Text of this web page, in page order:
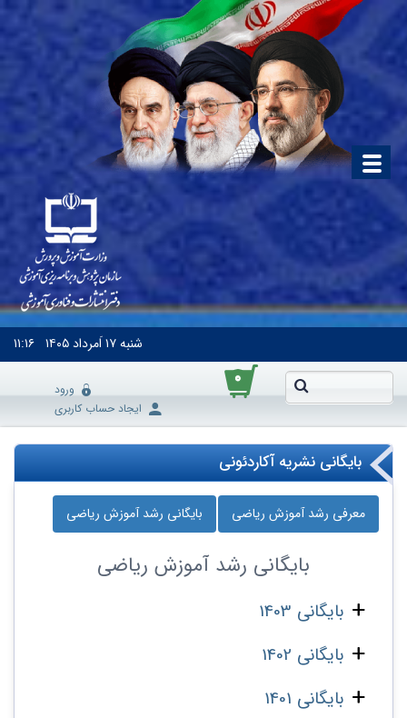
شنبه۱۷ اَمرداد ۱۴۰۵ ۱۱:۱۶
۰
ورود
ایجاد حساب کاربری
بایگانی نشریه آکاردئونی
معرفی رشد آموزش ریاضی بایگانی رشد آموزش ریاضی
بایگانی رشد آموزش ریاضی
بایگانی 1403
بایگانی 1402
بایگانی 1401